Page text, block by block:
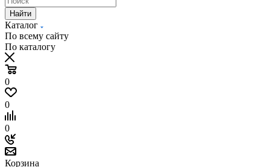
Найти
Каталог
По всему сайту
По каталогу
0
0
0
Корзина